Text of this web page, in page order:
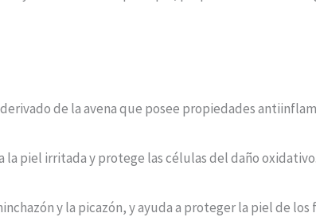
de la avena que posee propiedades
la piel irritada y protege las células del daño oxidativo.
y la picazón, y ayuda a proteger la piel de